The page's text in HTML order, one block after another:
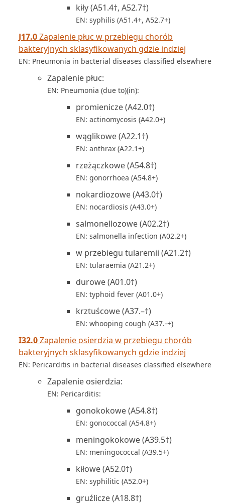
kiły (A51.4†, A52.7†)
EN: syphilis (A51.4+, A52.7+)
J17.0Zapalenie płuc w przebiegu chorób
bakteryjnych sklasyfikowanych gdzie indziej
EN: Pneumonia in bacterial diseases classified elsewhere
Zapalenie płuc:
EN: Pneumonia (due to)(in):
promienicze (A42.0†)
EN: actinomycosis (A42.0+)
wąglikowe (A22.1†)
EN: anthrax (A22.1+)
rzeżączkowe (A54.8†)
EN: gonorrhoea (A54.8+)
nokardiozowe (A43.0†)
EN: nocardiosis (A43.0+)
salmonellozowe (A02.2†)
EN: salmonella infection (A02.2+)
w przebiegu tularemii (A21.2†)
EN: tularaemia (A21.2+)
durowe (A01.0†)
EN: typhoid fever (A01.0+)
krztuścowe (A37.–†)
EN: whooping cough (A37.-+)
I32.0Zapalenie osierdzia w przebiegu chorób
bakteryjnych sklasyfikowanych gdzie indziej
EN: Pericarditis in bacterial diseases classified elsewhere
Zapalenie osierdzia:
EN: Pericarditis:
gonokokowe (A54.8†)
EN: gonococcal (A54.8+)
meningokokowe (A39.5†)
EN: meningococcal (A39.5+)
kiłowe (A52.0†)
EN: syphilitic (A52.0+)
gruźlicze (A18.8†)